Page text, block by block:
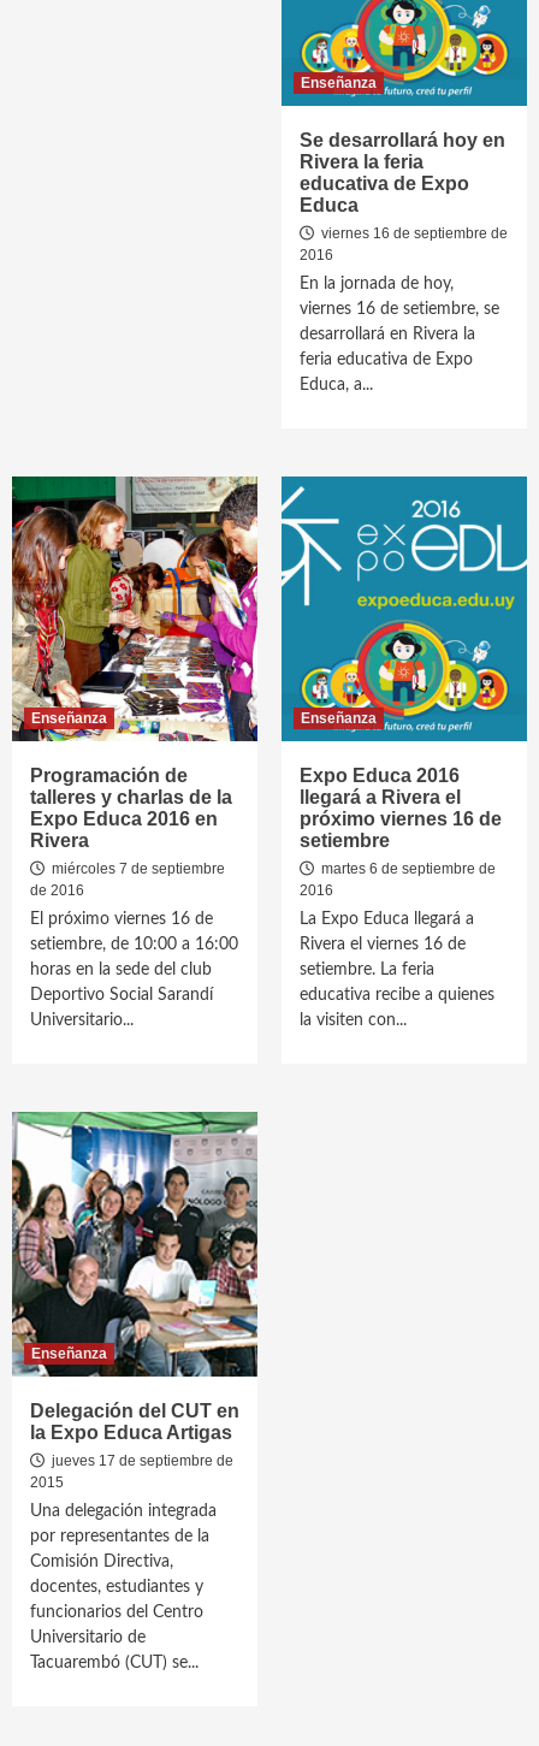
Enseñanza
Se desarrollará hoy en
Rivera la feria
educativa de Expo
Educa
viernes 16 de septiembre de
2016
En la jornada de hoy,
viernes 16 de setiembre, se
desarrollará en Rivera la
feria educativa de Expo
Educa, a...
Enseñanza
Programación de
talleres y charlas de la
Expo Educa 2016 en
Rivera
miércoles 7 de septiembre
de 2016
El próximo viernes 16 de
setiembre, de 10:00 a 16:00
horas en la sede del club
Deportivo Social Sarandí
Universitario...
Enseñanza
Expo Educa 2016
llegará a Rivera el
próximo viernes 16 de
setiembre
martes 6 de septiembre de
2016
La Expo Educa llegará a
Rivera el viernes 16 de
setiembre. La feria
educativa recibe a quienes
la visiten con...
Enseñanza
Delegación del CUT en
la Expo Educa Artigas
jueves 17 de septiembre de
2015
Una delegación integrada
por representantes de la
Comisión Directiva,
docentes, estudiantes y
funcionarios del Centro
Universitario de
Tacuarembó (CUT) se...